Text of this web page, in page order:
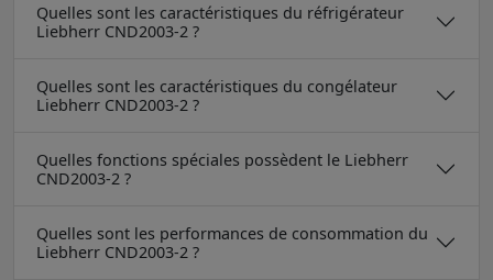
Quelles sont les caractéristiques du réfrigérateur
Liebherr CND2003-2 ?
Quelles sont les caractéristiques du congélateur
Liebherr CND2003-2 ?
Quelles fonctions spéciales possèdent le Liebherr
CND2003-2 ?
Quelles sont les performances de consommation du
Liebherr CND2003-2 ?